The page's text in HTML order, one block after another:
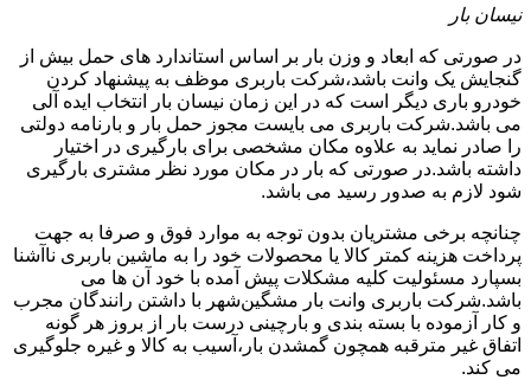
نیسان بار
در صورتی که ابعاد و وزن بار بر اساس استاندارد های حمل بیش از
گنجایش یک وانت باشد،شرکت باربری موظف به پیشنهاد کردن
خودرو باری دیگر است که در این زمان نیسان بار انتخاب ایده آلی
می باشد.شرکت باربری می بایست مجوز حمل بار و بارنامه دولتی
را صادر نماید به علاوه مکان مشخصی برای بارگیری در اختیار
داشته باشد.در صورتی که بار در مکان مورد نظر مشتری بارگیری
شود لازم به صدور رسید می باشد.
چنانچه برخی مشتریان بدون توجه به موارد فوق و صرفا به جهت
پرداخت هزینه کمتر کالا یا محصولات خود را به ماشین باربری ناآشنا
بسپارد مسئولیت کلیه مشکلات پیش آمده با خود آن ها می
باشد.شرکت باربری وانت بار مشگین‌شهر با داشتن رانندگان مجرب
و کار آزموده با بسته بندی و بارچینی درست بار از بروز هر گونه
اتفاق غیر مترقبه همچون گمشدن بار،آسیب به کالا و غیره جلوگیری
می کند.